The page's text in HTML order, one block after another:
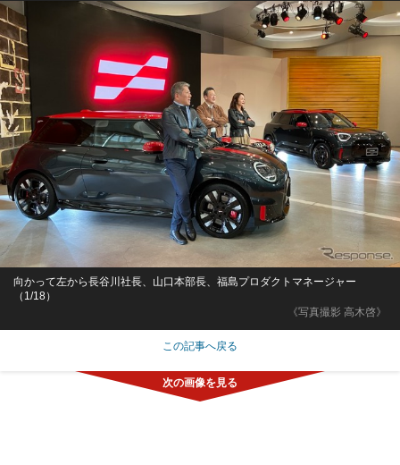
《写真撮影 高木啓》
向かって左から長谷川社長、山口本部長、福島プロダクトマネージャー
（1/18）
この記事へ戻る